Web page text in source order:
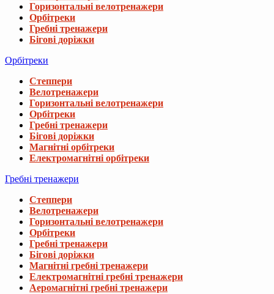
Горизонтальні велотренажери
Орбітреки
Гребні тренажери
Бігові доріжки
Орбітреки
Степпери
Велотренажери
Горизонтальні велотренажери
Орбітреки
Гребні тренажери
Бігові доріжки
Магнітні орбітреки
Електромагнітні орбітреки
Гребні тренажери
Степпери
Велотренажери
Горизонтальні велотренажери
Орбітреки
Гребні тренажери
Бігові доріжки
Магнітні гребні тренажери
Електромагнітні гребні тренажери
Аеромагнітні гребні тренажери